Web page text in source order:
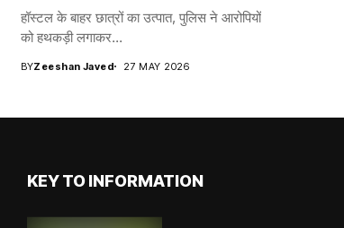
हॉस्टल के बाहर छात्रों का उत्पात, पुलिस ने आरोपियों
को हथकड़ी लगाकर...
BYZeeshan Javed 27 MAY 2026
KEY TO INFORMATION